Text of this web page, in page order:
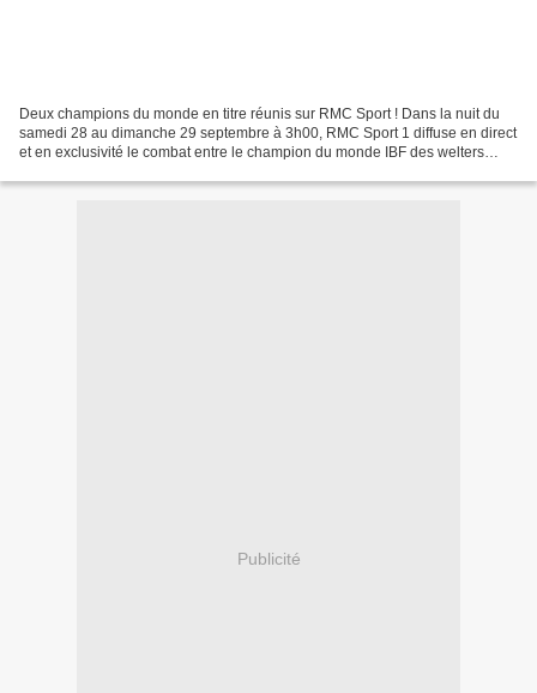
Deux champions du monde en titre réunis sur RMC Sport ! Dans la nuit du
samedi 28 au dimanche 29 septembre à 3h00, RMC Sport 1 diffuse en direct
et en exclusivité le combat entre le champion du monde IBF des welters
Publicité